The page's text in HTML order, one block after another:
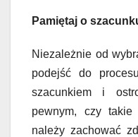
Pamiętaj o
Niezależnie od
podejść do
szacunkiem i
pewnym, czy
należy zachować